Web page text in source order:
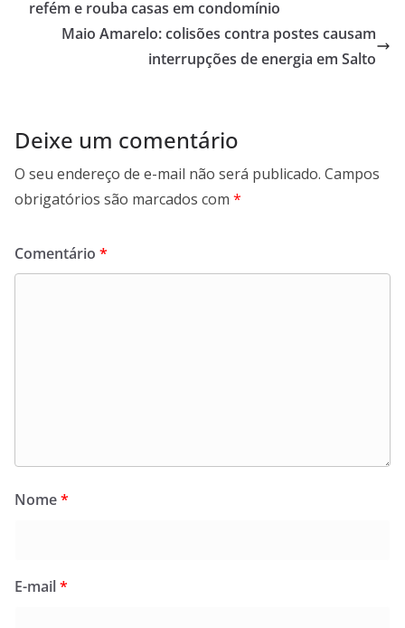
o
k
p
p
I
n
a
m
refém e rouba casas em condomínio
Maio Amarelo: colisões contra postes causam
interrupções de energia em Salto
Deixe um comentário
O seu endereço de e-mail não será publicado. Campos
obrigatórios são marcados com *
Comentário *
Nome*
E-mail*